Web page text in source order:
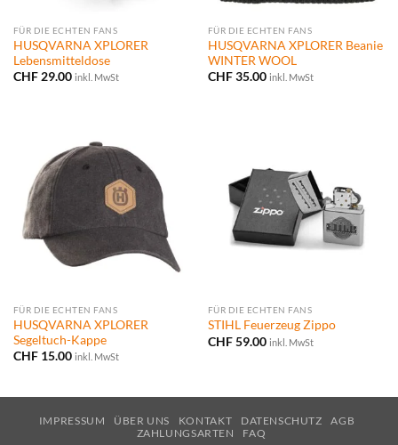
FÜR DIE ECHTEN FANS
HUSQVARNA XPLORER
Lebensmitteldose
CHF29.00 inkl. MwSt
FÜR DIE ECHTEN FANS
HUSQVARNA XPLORER Beanie
WINTER WOOL
CHF35.00 inkl. MwSt
FÜR DIE ECHTEN FANS
HUSQVARNA XPLORER
Segeltuch-Kappe
CHF15.00 inkl. MwSt
FÜR DIE ECHTEN FANS
STIHL Feuerzeug Zippo
CHF59.00 inkl. MwSt
IMPRESSUM ÜBER UNS KONTAKT DATENSCHUTZ
AGB
ZAHLUNGSARTEN
FAQ